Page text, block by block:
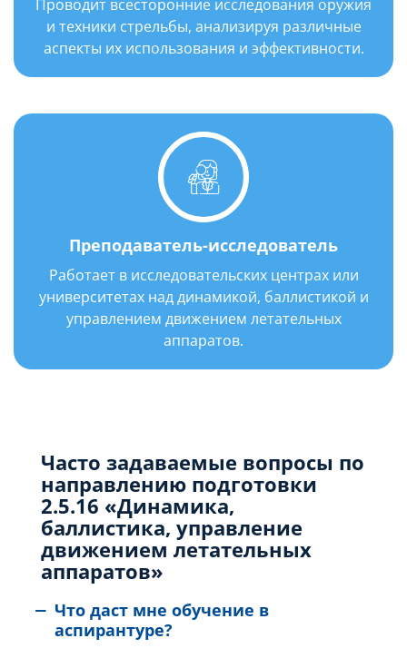
Год выпуска: 1987 г.
Проводит всесторонние исследования оружия
и техники стрельбы, анализируя различные
аспекты их использования и эффективности.
Преподаватель-исследователь
Работает в исследовательских центрах или
университетах над динамикой, баллистикой и
управлением движением летательных
аппаратов.
Часто задаваемые вопросы по
направлению подготовки
2.5.16 «Динамика,
баллистика, управление
движением летательных
аппаратов»
Что даст мне обучение в
аспирантуре?